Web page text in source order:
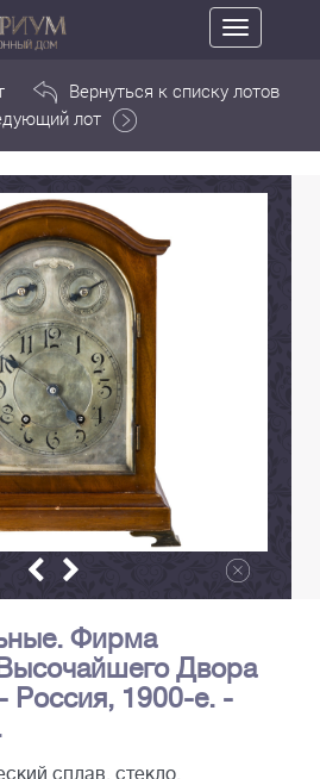
Toggle
navigation
Вернуться к списку лотов
лот
Фирма
Двора
Россия, 1900-е. -
сплав, стекло.